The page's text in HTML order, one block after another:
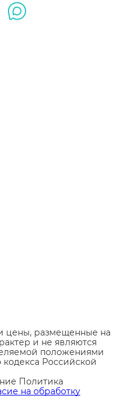
цены, размещенные на
и не являются
положениями
кодекса Российской
Политика
на обработку